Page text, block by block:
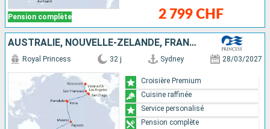
Pension complète 2 799 CHF
AUSTRALIE, NOUVELLE-ZÉLANDE, FRANCE, ÉTATS-UNIS, CANADA
Royal Princess 32 j Sydney 28/03/2027
Croisière Premium
Cuisine raffinée
Service personalisé
Pension complète